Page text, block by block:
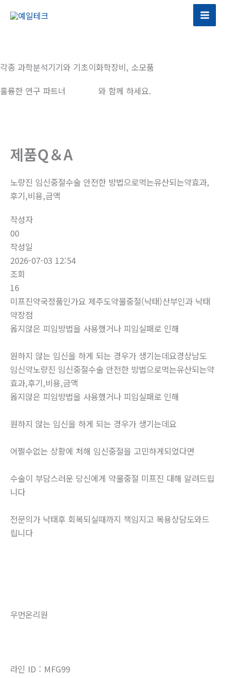
건
너
뛰
각종 과학분석기기와 기초이화학장비, 소모품
훌륭한 연구 파트너
와 함께 하세요.
제품Q＆A
노량진 임신중절수술 안전한 방법으로먹는유산되는약효과,
후기,비용,금액
작성자
00
작성일
2026-07-03 12:54
조회
16
미프진약국정품인가요 제주도약물중절(낙태)산부인과 낙­태
약장점
옳지않은 피임방법을 사용했거나 피임실패로 인해
원하지 않는 임신을 하게 되는 경우가 생기는데요경상남도
임신약노량진 임신중절수술 안전한 방법으로먹는유산되는약
효과,후기,비용,금액
옳지않은 피임방법을 사용했거나 피임실패로 인해
원하지 않는 임신을 하게 되는 경우가 생기는데요
어쩔수없는 상황에 처해 임신중절을 고민하게되었다면
수술이 부담스러운 당신에게 약물중절 미프진 대해 알려드립
니다
전문의가 낙태후 회복되실때까지 책임지고 복용상담도와드
립니다
우먼온리원
라인 ID : MFG99